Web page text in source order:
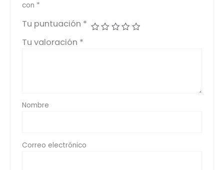
con *
Tu puntuación *
Tu valoración *
Nombre
Correo electrónico